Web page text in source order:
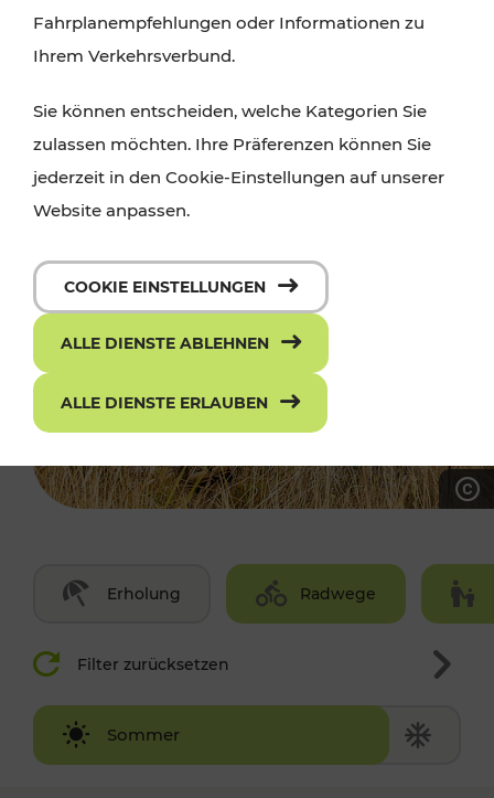
Erholung Radwege
Filter zurücksetzen
Sommer
Winter
Fahrplanempfehlungen oder Informationen zu
Ihrem Verkehrsverbund.
Sie können entscheiden, welche Kategorien Sie
zulassen möchten. Ihre Präferenzen können Sie
jederzeit in den Cookie-Einstellungen auf unserer
Website anpassen.
COOKIE EINSTELLUNGEN
ALLE DIENSTE ABLEHNEN
ALLE DIENSTE ERLAUBEN